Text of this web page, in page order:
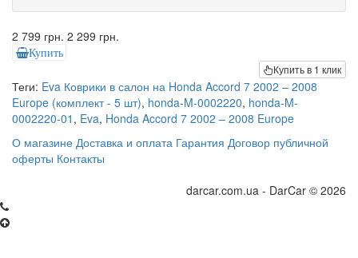
2 799 грн. 2 299 грн.
Купить
Купить в 1 клик
Теги: Eva Коврики в салон на Honda Accord 7 2002 – 2008
Europe (комплект - 5 шт), honda-M-0002220, honda-M-
0002220-01 , Eva, Honda Accord 7 2002 – 2008 Europe
О магазине Доставка и оплата Гарантия Договор публичной
оферты Контакты
darcar.com.ua - DarCar © 2026